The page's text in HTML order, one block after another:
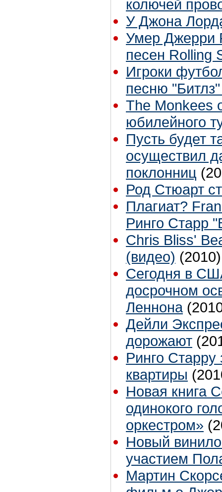
колючей
У Джона
Умер Джерри
песен Rolling
Игроки
песню
The Monkees
юбилейного
Пусть будет
осуществил
поклонниц
Род Стюарт
Плагиат?
Ринго Старр
Chris Bliss'
(видео) (2010)
Сегодня в
досрочном
Леннона
Дейли
дорожают
Ринго Старру
квартиры
Новая книга
одинокого
оркестром»
Новый
участием
Мартин